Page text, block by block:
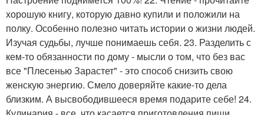
хорошую книгу, которую давно купили и положили на
полку. Особенно полезно читать истории о жизни людей.
Изучая судьбы, лучше понимаешь себя. 23. Разделить с
кем-то обязанности по дому - мысли о том, что без вас
все "Плесенью Зарастет" - это способ снизить свою
женскую энергию. Смело доверяйте какие-то дела
близким. А высвободившееся время подарите себе! 24.